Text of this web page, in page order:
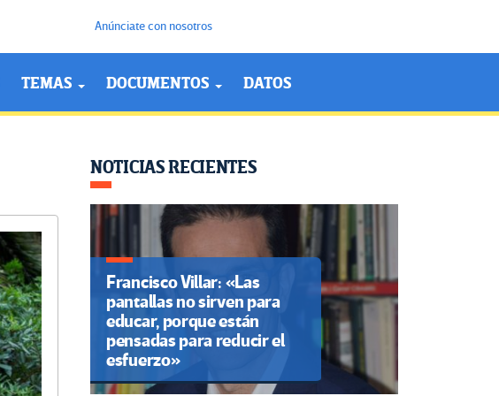
Anúnciate con nosotros
TEMAS DOCUMENTOS DATOS
NOTICIAS RECIENTES
Francisco Villar: «Las
pantallas no sirven para
educar, porque están
pensadas para reducir el
esfuerzo»